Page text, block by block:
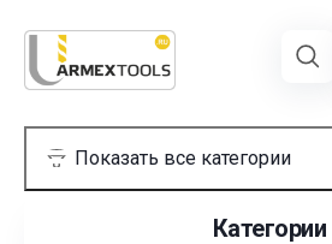
Категории